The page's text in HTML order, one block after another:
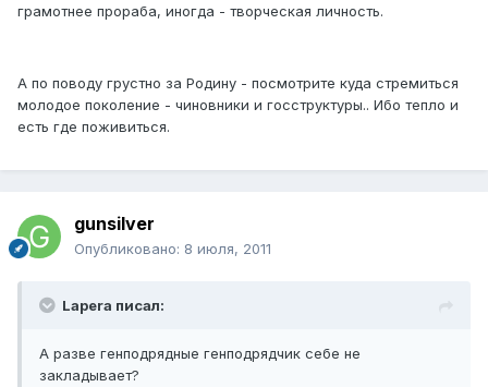
грамотнее прораба, иногда - творческая личность.
А по поводу грустно за Родину - посмотрите куда стремиться
молодое поколение - чиновники и госструктуры.. Ибо тепло и
есть где поживиться.
gunsilver
Опубликовано: 8 июля, 2011
Lapera писал:
А разве генподрядные генподрядчик себе не
закладывает?